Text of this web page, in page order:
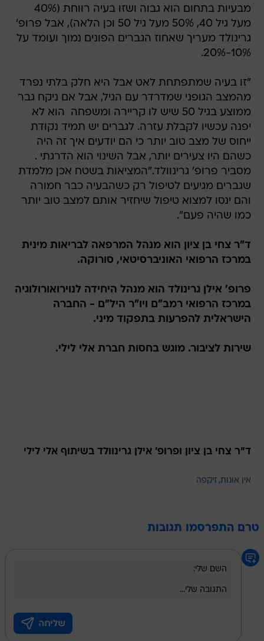
מבעיות בתחום הוא גבוה ושזו בעיה רווחת (40%
מעל גיל 40, 50% מעל גיל 50 וכן הלאה), אבל פרופ'
גרינולד מעריך שאחוז הגברים הפונים נמוך ועומד על
10%-20%.
"זו בעיה שמתפתחת לאט אבל היא חלק בלתי נפרד
מהמצב הגופני שמדרדר עם הגיל, אבל אם ניקח גבר
ממוצע בגיל 50 שיש לו קריירה ומשפחה  הוא לא
יפנה עכשיו לקבלת עזרה. לגברים יש תמיד נקודת
ייחוס של מצב טוב יותר כי הם יודעים איך זה היה
כשהם היו צעירים יותר, אבל השינוי הוא הדרגתי .
מסביר פרופ' גרינוולד."המציאות בשטח אכן מלמדת
שגברים מגיעים לטיפול רק כשהבעיה כבר חמורה
והם ינסו למצוא טיפול שיחזיר אותם למצב טוב יותר
כמו שהיה פעם".
ד"ר צחי בן ציון הוא מנהל המרפאה לבריאות מינית
במרכז הרפואי האוניברסיטאי, סורוקה.
פרופ' אילן גרינולד הוא מנהל היחידה לנוירואורולוגיה
במרכז הרפואי רמב"ם ויו"ר היל"ם - החברה
הישראלית להפרעות בתפקוד מיני.
שירות לציבור. מוגש בחסות חברת אלי לילי.
ד"ר צחי בן ציון ופרופ' אילן גרינוולד בשיתוף אלי לילי
אין אונות זיקפה
טרם התפרסמו תגובות